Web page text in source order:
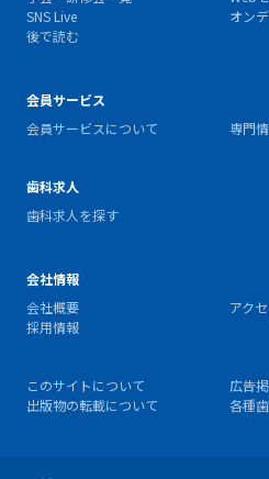
SNS Live
オン
後で読む
会員サービス
会員サービスについて
専門
歯科求人
歯科求人を探す
会社情報
会社概要
アク
採用情報
このサイトについて
広告
出版物の転載について
各種